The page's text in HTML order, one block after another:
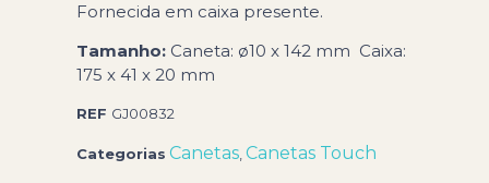
Fornecida em caixa presente.
Tamanho: Caneta: ø10 x 142 mm Caixa:
175 x 41 x 20 mm
REF GJ00832
Categorias Canetas ,Canetas Touch